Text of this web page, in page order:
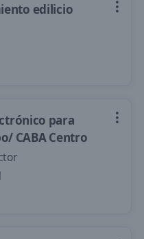
edilicio
para
CABA Centro